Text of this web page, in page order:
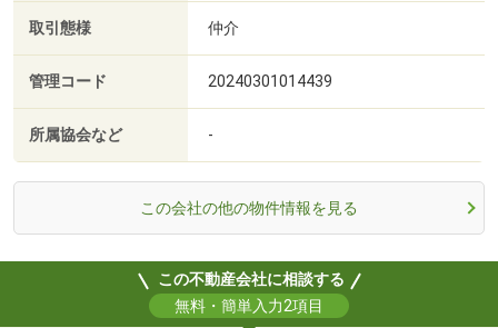
取引態様 仲介
管理コード 20240301014439
所属協会など -
この会社の他の物件情報を見る
この不動産会社に相談する
無料・簡単入力2項目